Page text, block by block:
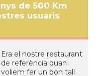
de 500 Km
usuaris
Era el nostre restaurant
de referència quan
voliem fer un bon tall